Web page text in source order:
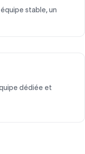
stable, un
dédiée et